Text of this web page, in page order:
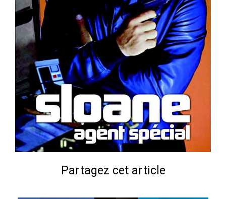
Partagez cet article